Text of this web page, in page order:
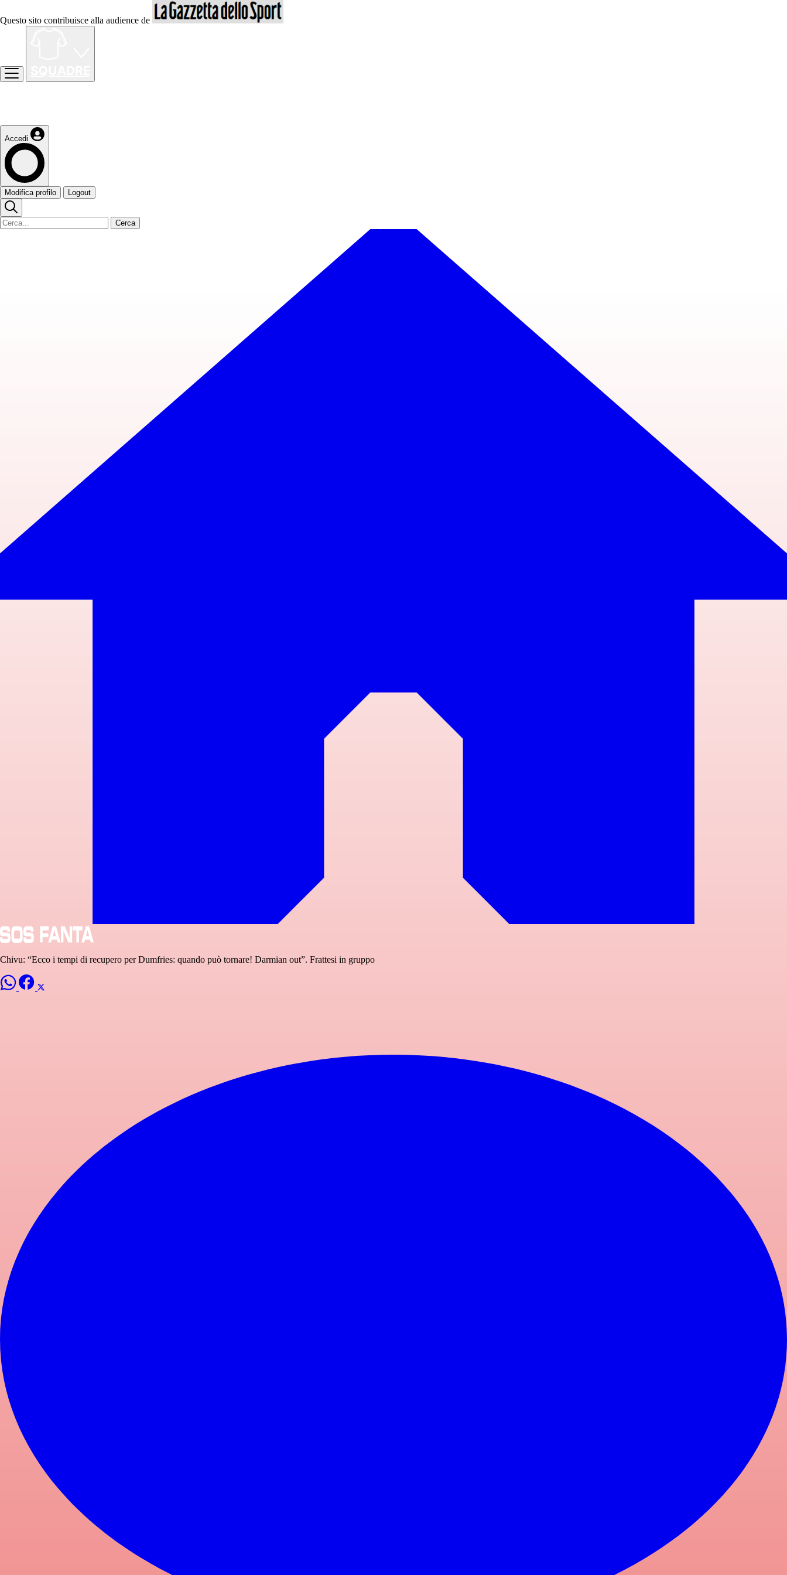
Questo sito contribuisce alla audience de
Accedi
Modifica profilo Logout
Cerca
Chivu: “Ecco i tempi di recupero per Dumfries: quando può tornare! Darmian out”. Frattesi in gruppo